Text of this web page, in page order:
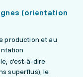
(orientation
production et au
c'est-à-dire
superflus), le